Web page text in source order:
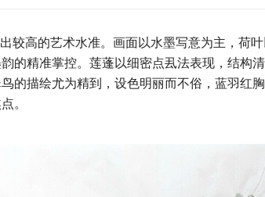
高的艺术水准。画面以水墨写意为主，荷叶
的精准掌控。莲蓬以细密点厾法表现，结构
的描绘尤为精到，设色明丽而不俗，蓝羽红
。